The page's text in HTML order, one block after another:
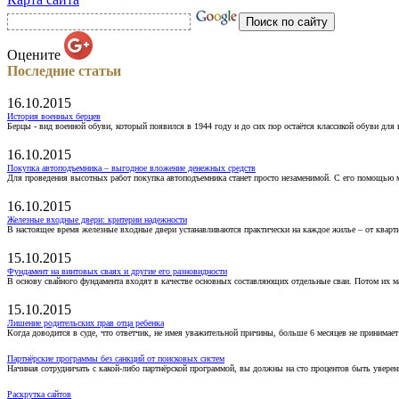
Оцените
Последние статьи
16.10.2015
История военных берцев
Берцы - вид военной обуви, который появился в 1944 году и до сих пор остаётся классикой обуви
16.10.2015
Покупка автоподъемника – выгодное вложение денежных средств
Для проведения высотных работ покупка автоподъемника станет просто незаменимой. С его
16.10.2015
Железные входные двери: критерии надежности
В настоящее время железные входные двери устанавливаются практически на каждое жилье – от
15.10.2015
Фундамент на винтовых сваях и другие его разновидности
В основу свайного фундамента входят в качестве основных составляющих отдельные сваи. Потом их
15.10.2015
Лишение родительских прав отца ребенка
Когда доводится в суде, что ответчик, не имея уважительной причины, больше 6 месяцев не
Партнёрские программы без санкций от поисковых систем
Начиная сотрудничать с какой-либо партнёрской программой, вы должны на сто процентов быть
Раскрутка сайтов